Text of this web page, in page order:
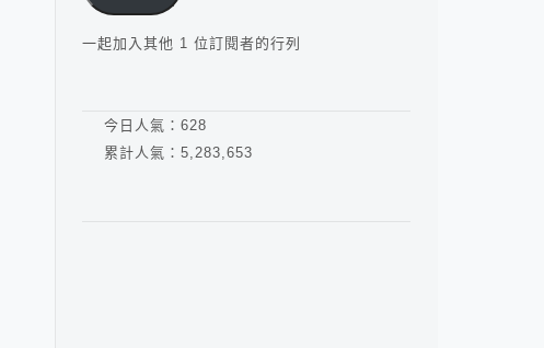
地
址
一起加入其他 1 位訂閱者的行列
今日人氣： 628
累計人氣： 5,283,653